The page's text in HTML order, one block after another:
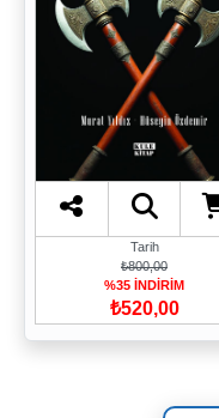
Tarih
₺800,00
%35 İNDİRİM
₺520,00